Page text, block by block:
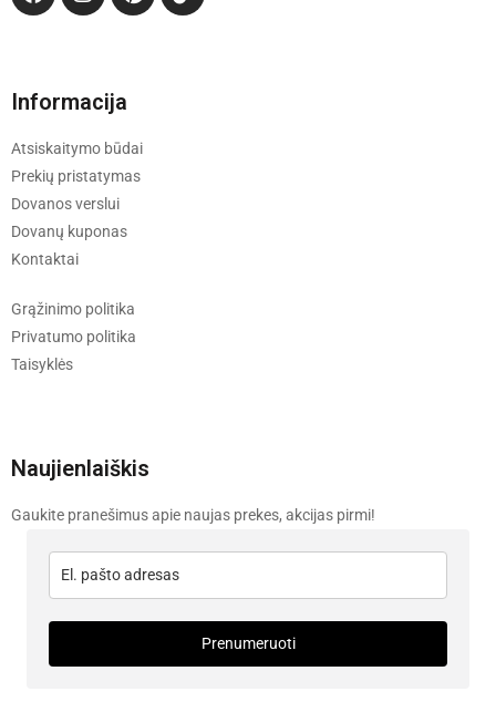
Informacija
Atsiskaitymo būdai
Prekių pristatymas
Dovanos verslui
Dovanų kuponas
Kontaktai
Grąžinimo politika
Privatumo politika
Taisyklės
Naujienlaiškis
Gaukite pranešimus apie naujas prekes, akcijas pirmi!
Prenumeruoti